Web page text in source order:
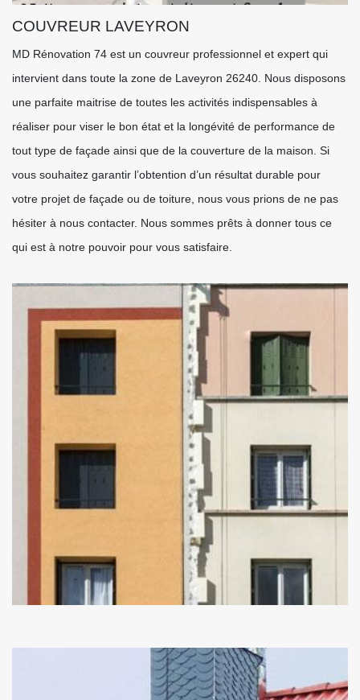
COUVREUR LAVEYRON
MD Rénovation 74 est un couvreur professionnel et expert qui
intervient dans toute la zone de Laveyron 26240. Nous disposons
une parfaite maitrise de toutes les activités indispensables à
réaliser pour viser le bon état et la longévité de performance de
tout type de façade ainsi que de la couverture de la maison. Si
vous souhaitez garantir l’obtention d’un résultat durable pour
votre projet de façade ou de toiture, nous vous prions de ne pas
hésiter à nous contacter. Nous sommes prêts à donner tous ce
qui est à notre pouvoir pour vous satisfaire.